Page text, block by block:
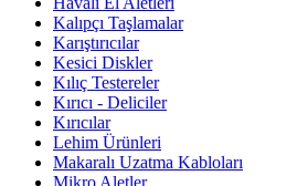
Kalıpçı Taşlamalar
Karıştırıcılar
Kesici Diskler
Kılıç Testereler
Kırıcı - Deliciler
Kırıcılar
Lehim Ürünleri
Makaralı Uzatma Kabloları
Mikro Aletler